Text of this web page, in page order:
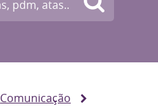
Comunicação